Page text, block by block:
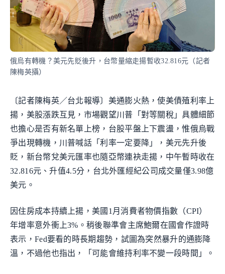
俄烏有轉機？美元先貶後升，台幣量縮走揚暫收32.816元（記者
陳梅英攝）
〔記者陳梅英／台北報導〕美通膨火熱，使美債殖利率上
揚，美股漲跌互見，市場觀望川普「對等關稅」具體細節
也擔心是否有新名單上榜，台股平盤上下震盪，惟俄烏戰
爭出現轉機，川普喊話「利率一定要降」，美元先升後
貶，新台幣兌美元匯率也隨亞幣連袂走揚，中午暫時收在
32.816元、升值4.5分，台北外匯經紀公司成交量僅3.98億
美元。
因住房成本持續上揚，美國1月消費者物價指數（CPI）
年增率意外衝上3%。稍後聯準會主席鮑爾在國會作證時
表示，Fed要看的時長期趨勢，試圖為突然暴升的通膨降
溫，不過他也指出，「可能會維持利率不變一段時間」。